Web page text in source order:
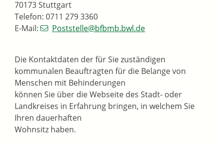
70173 Stuttgart
Telefon: 0711 279 3360
E-Mail:
Poststelle@bfbmb.bwl.de
Die Kontaktdaten der für Sie zuständigen
kommunalen Beauftragten für die Belange von
Menschen mit Behinderungen
können Sie über die Webseite des Stadt- oder
Landkreises in Erfahrung bringen, in welchem Sie
Ihren dauerhaften
Wohnsitz haben.